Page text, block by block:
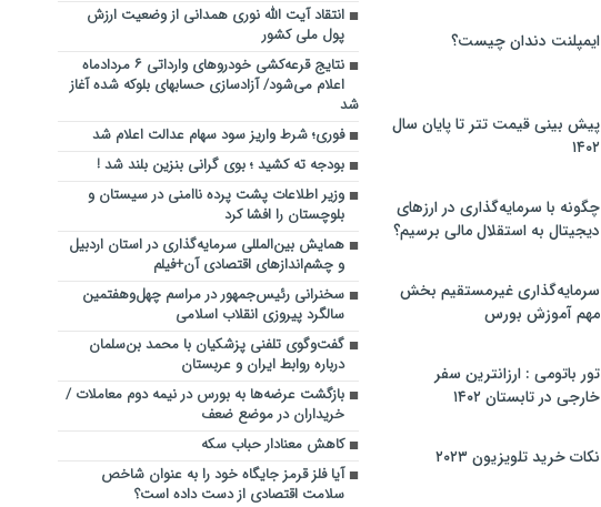
ایمپلنت دندان چیست؟
پیش بینی قیمت تتر تا پایان سال
۱۴۰۲
چگونه با سرمایه‌گذاری در ارزهای
دیجیتال به استقلال مالی برسیم؟
سرمایه‌گذاری غیرمستقیم بخش
مهم آموزش بورس
تور باتومی : ارزانترین سفر
خارجی در تابستان ۱۴۰۲
نکات خرید تلویزیون ۲۰۲۳
انتقاد آیت الله نوری همدانی از وضعیت ارزش
پول ملی کشور
نتایج قرعه‌کشی خودروهای وارداتی ۶ مردادماه
اعلام می‌شود/ آزادسازی حسابهای بلوکه شده آغاز
شد
فوری؛ شرط واریز سود سهام عدالت اعلام شد
بودجه ته کشید ؛ بوی گرانی بنزین بلند شد !
وزیر اطلاعات پشت پرده ناامنی‌ در سیستان و
بلوچستان را افشا کرد
همایش بین‌المللی سرمایه‌گذاری در استان اردبیل
و چشم‌اندازهای اقتصادی آن+فیلم
سخنرانی رئیس‌جمهور در مراسم چهل‌وهفتمین
سالگرد پیروزی انقلاب اسلامی
گفت‌وگوی تلفنی پزشکیان با محمد بن‌سلمان
درباره روابط ایران و عربستان
بازگشت عرضه‌ها به بورس در نیمه دوم معاملات /
خریداران در موضع ضعف
کاهش معنادار حباب سکه
آیا فلز قرمز جایگاه خود را به عنوان شاخص
سلامت اقتصادی از دست داده است؟